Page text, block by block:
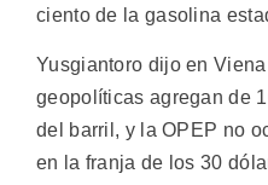
ciento de la gasolina
Yusgiantoro dijo en
geopolíticas agregan de
del barril, y la OPEP no
en la franja de los 30